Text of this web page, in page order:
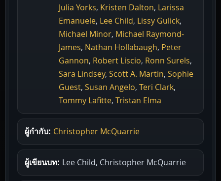
Julia Yorks, Kristen Dalton, Larissa
Emanuele, Lee Child, Lissy Gulick,
Michael Minor, Michael Raymond-
James, Nathan Hollabaugh, Peter
Gannon, Robert Liscio, Ronn Surels,
Sara Lindsey, Scott A. Martin, Sophie
Guest, Susan Angelo, Teri Clark,
Tommy Lafitte, Tristan Elma
ผู้กำกับ: Christopher McQuarrie
ผู้เขียนบท: Lee Child, Christopher McQuarrie